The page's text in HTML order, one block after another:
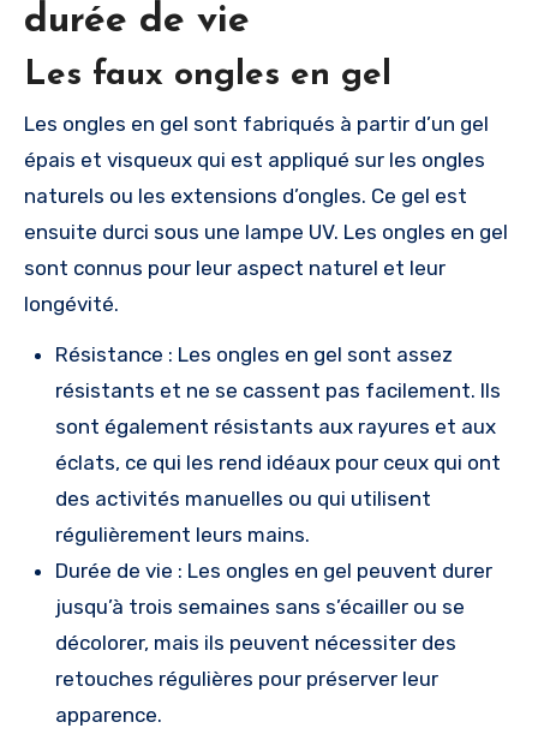
durée de vie
Les faux ongles en gel
Les ongles en gel sont fabriqués à partir d’un gel
épais et visqueux qui est appliqué sur les ongles
naturels ou les extensions d’ongles. Ce gel est
ensuite durci sous une lampe UV. Les ongles en gel
sont connus pour leur aspect naturel et leur
longévité.
Résistance : Les ongles en gel sont assez
résistants et ne se cassent pas facilement. Ils
sont également résistants aux rayures et aux
éclats, ce qui les rend idéaux pour ceux qui ont
des activités manuelles ou qui utilisent
régulièrement leurs mains.
Durée de vie : Les ongles en gel peuvent durer
jusqu’à trois semaines sans s’écailler ou se
décolorer, mais ils peuvent nécessiter des
retouches régulières pour préserver leur
apparence.